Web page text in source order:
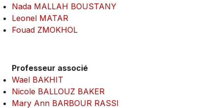
Nada MALLAH BOUSTANY
Leonel MATAR
Fouad ZMOKHOL
Professeur associé
Wael BAKHIT
Nicole BALLOUZ BAKER
Mary Ann BARBOUR RASSI